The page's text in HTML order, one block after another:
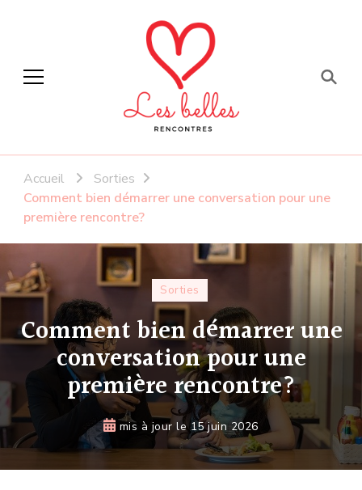
Faites de belles
Accueil
Sorties
Comment bien démarrer une conversation pour une
première rencontre?
Sorties
Comment bien démarrer une
conversation pour une
première rencontre?
mis à jour le15 juin 2026